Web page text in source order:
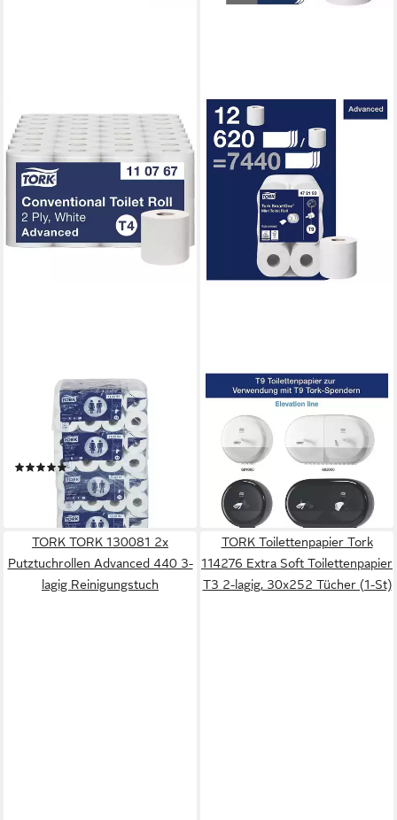
Toilettenpapier Advanced
(64-St), 2-lagig, hochweiß,
250 Blatt/Rolle
(1)
lieferbar - in 2-3 Werktagen bei dir
TORK
Toilettenpapier SmartOne®
(12-St), 2-lagig, Jumbo-Rolle,
weiß mit Prägung, perforiert,
620 Blatt/Rolle
ab 59,49 €
lieferbar - in 2-3 Werktagen bei dir
TORK TORK 130081 2x
Putztuchrollen Advanced 440 3-
lagig Reinigungstuch
TORK Toilettenpapier Tork
114276 Extra Soft Toilettenpapier
T3 2-lagig, 30x252 Tücher (1-St)